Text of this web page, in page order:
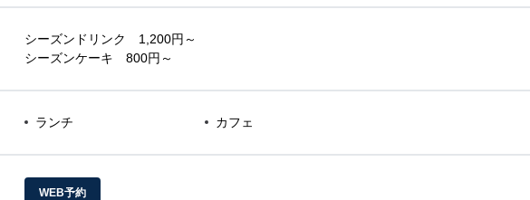
シーズンドリンク 1,200円～
シーズンケーキ 800円～
ランチ カフェ
WEB予約